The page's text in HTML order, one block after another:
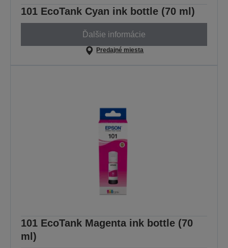
101 EcoTank Cyan ink bottle (70 ml)
Ďalšie informácie
Predajné miesta
101 EcoTank Magenta ink bottle (70
ml)